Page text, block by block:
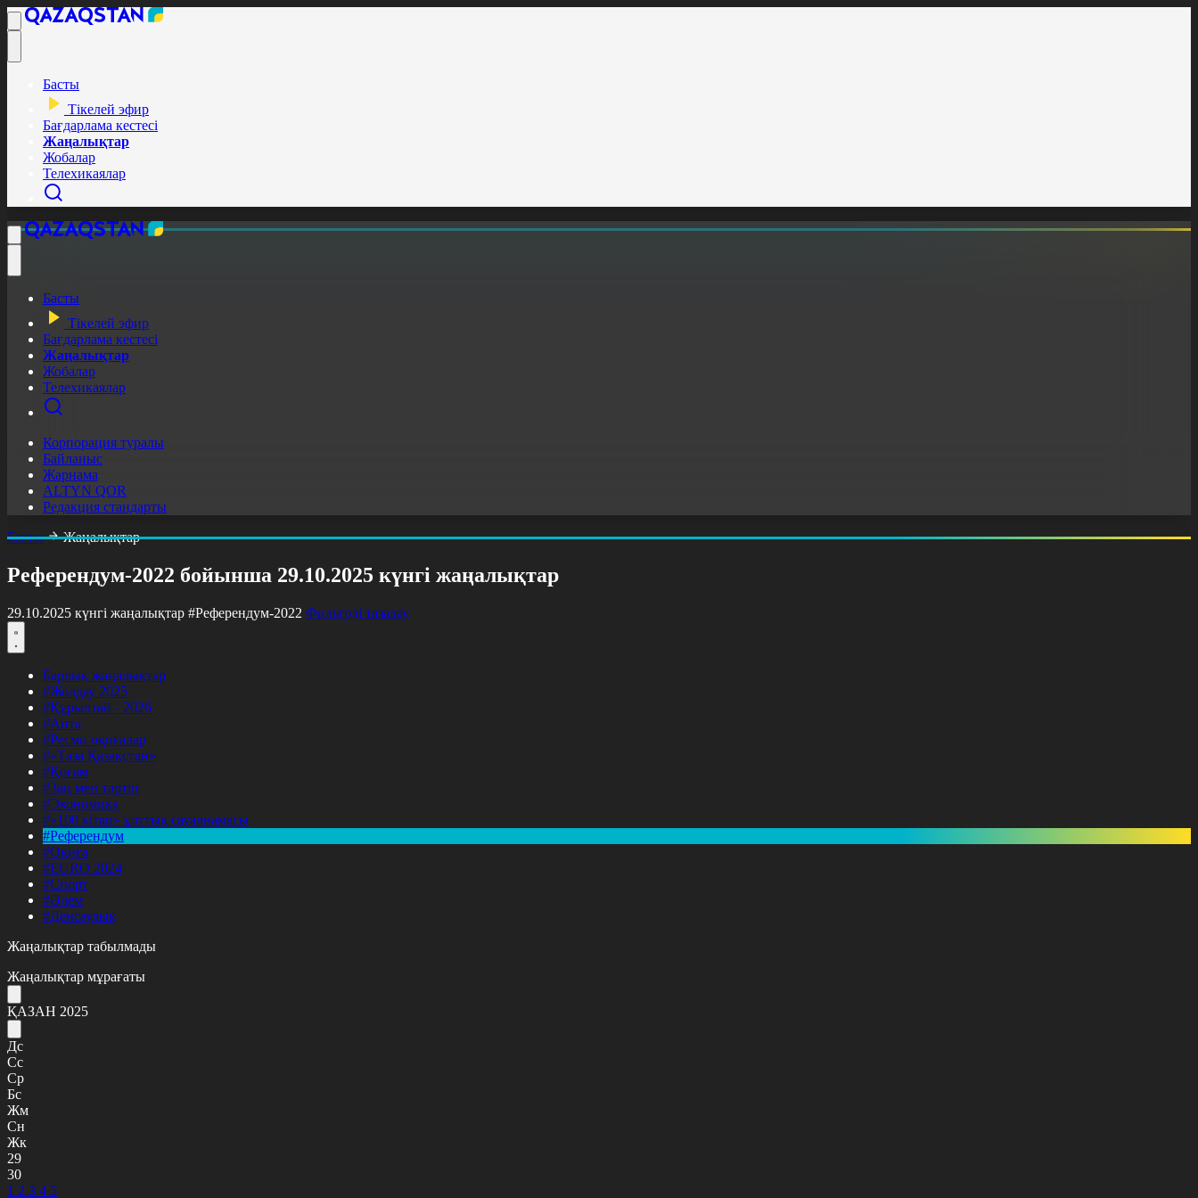
Басты
Тікелей эфир
Бағдарлама кестесі
Жаңалықтар
Жобалар
Телехикаялар
Басты
Тікелей эфир
Бағдарлама кестесі
Жаңалықтар
Жобалар
Телехикаялар
Корпорация туралы
Байланыс
Жарнама
ALTYN QOR
Редакция стандарты
Басты
Жаңалықтар
Референдум-2022 бойынша 29.10.2025 күнгі жаңалықтар
29.10.2025 күнгі жаңалықтар #Референдум-2022 Фильтрді тазалау
Барлық жаңалықтар
#Жолдау 2025
#Құрылтай - 2026
#Апта
#Ресми оқиғалар
#«Таза Қазақстан»
#Қоғам
#Заң мен тәртіп
#Экономика
#«100 кітап» ұлттық сауалнамасы
#Референдум
#Оқиға
#EURO 2024
#Спорт
#Әлем
#Денсаулық
Жаңалықтар табылмады
Жаңалықтар мұрағаты
ҚАЗАН 2025
Дс
Сс
Ср
Бс
Жм
Сн
Жк
29
30
1 2 3 4 5